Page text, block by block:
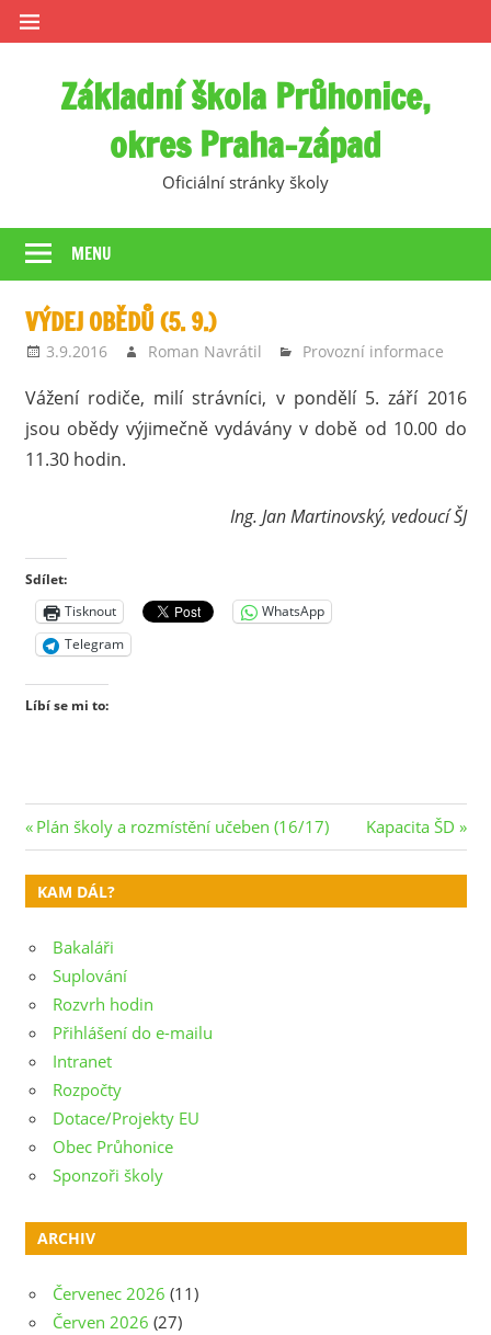
Skip
to
Základní škola Průhonice,
okres Praha-západ
Oficiální stránky školy
MENU
VÝDEJ OBĚDŮ (5. 9.)
3.9.2016 Roman Navrátil Provozní informace
Vážení rodiče, milí strávníci, v pondělí 5. září 2016
jsou obědy výjimečně vydávány v době od 10.00 do
11.30 hodin.
Ing. Jan Martinovský, vedoucí ŠJ
Sdílet:
Tisknout
WhatsApp
Telegram
Líbí se mi to:
Navigace
pro
příspěvek
Previous
Post:
Plán školy a rozmístění učeben (16/17)
Next
Post:
Kapacita ŠD
KAM DÁL?
Bakaláři
Suplování
Rozvrh hodin
Přihlášení do e-mailu
Intranet
Rozpočty
Dotace/Projekty EU
Obec Průhonice
Sponzoři školy
ARCHIV
Červenec 2026 (11)
Červen 2026 (27)